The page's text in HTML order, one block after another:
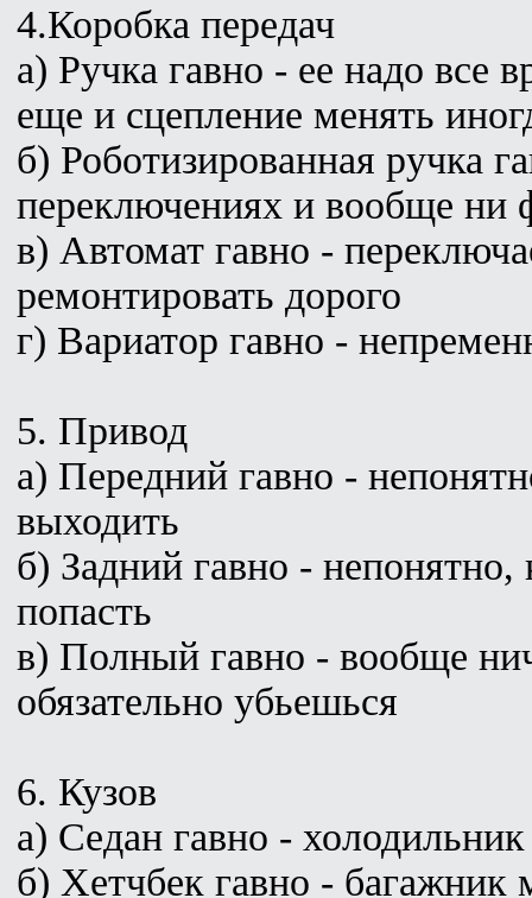
4.Коробка передач
а) Ручка гавно - ее надо все
еще и сцепление менять
б) Роботизированная ручка
переключениях и вообще ни
в) Автомат гавно -
ремонтировать дорого
г) Вариатор гавно -
5. Привод
а) Передний гавно -
выходить
б) Задний гавно - непонятно,
попасть
в) Полный гавно - вообще
обязательно убьешься
6. Кузов
а) Седан гавно - холодильник
б) Хетчбек гавно - багажник